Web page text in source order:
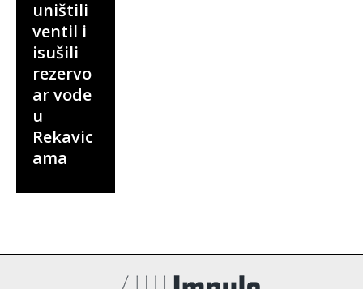
uništili
ventil i
isušili
rezervo
ar vode
u
Rekavic
ama